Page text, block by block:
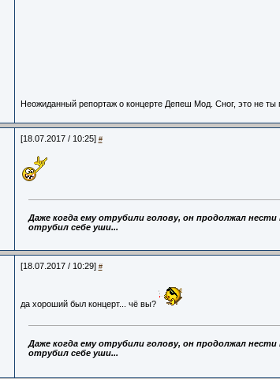
Неожиданный репортаж о концерте Депеш Мод. Сног, это не ты
[18.07.2017 / 10:25] #
Даже когда ему отрубили голову, он продолжал нести
отрубил себе уши...
[18.07.2017 / 10:29] #
да хороший был концерт... чё вы?
Даже когда ему отрубили голову, он продолжал нести
отрубил себе уши...